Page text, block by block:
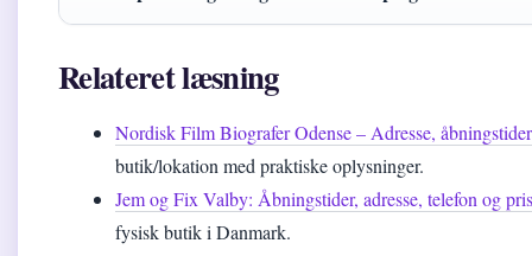
Relateret læsning
Nordisk Film Biografer Odense – Adresse,
butik/lokation med praktiske oplysninger.
Jem og Fix Valby: Åbningstider, adresse, telefon og
fysisk butik i Danmark.